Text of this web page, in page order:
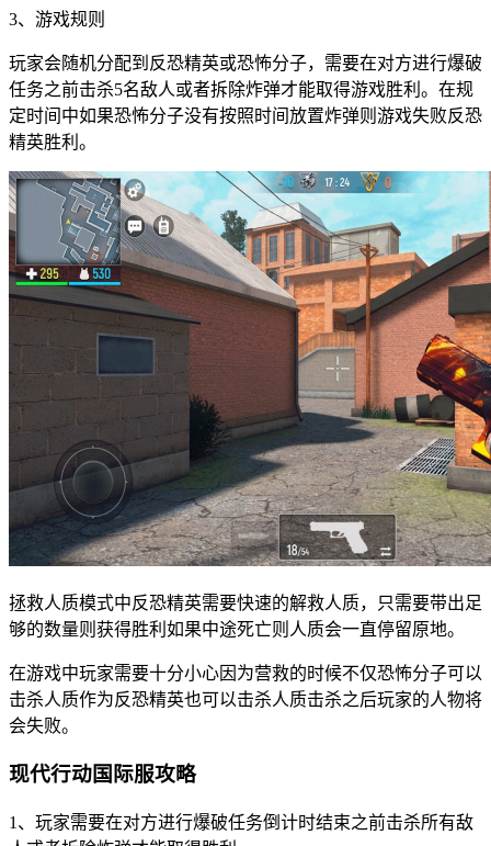
3、游戏规则
玩家会随机分配到反恐精英或恐怖分子，需要在对方进行爆破
任务之前击杀5名敌人或者拆除炸弹才能取得游戏胜利。在规
定时间中如果恐怖分子没有按照时间放置炸弹则游戏失败反恐
精英胜利。
拯救人质模式中反恐精英需要快速的解救人质，只需要带出足
够的数量则获得胜利如果中途死亡则人质会一直停留原地。
在游戏中玩家需要十分小心因为营救的时候不仅恐怖分子可以
击杀人质作为反恐精英也可以击杀人质击杀之后玩家的人物将
会失败。
现代行动国际服攻略
1、玩家需要在对方进行爆破任务倒计时结束之前击杀所有敌